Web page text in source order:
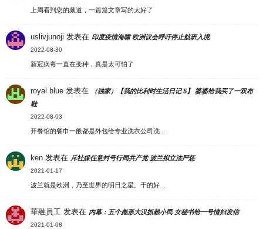
上周看到您的频道，一篇篇文章写的太好了
uslivjunoji 发表在 印度疫情海啸 欧洲议会呼吁停止航班入境
2022-08-30
新冠病毒一直在变种，真是太可怕了
royal blue 发表在
（独家）【我的比利时生活日记 5】 婆婆给我买了一双布
鞋
2022-08-03
开餐馆的餐巾一般都是外包给专业洗衣公司洗…
ken 发表在 斥社媒任意封号行同共产党 波兰拟立法严惩
2021-01-17
波兰就是欧洲，乃至世界的明日之星。干的好…
華融員工 发表在 内幕：五个彪形大汉抓赖小民 女秘书给一号情妇发信
2021-01-08